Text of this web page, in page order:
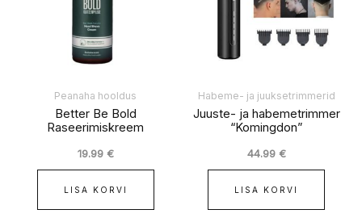
Peanaha hooldus
Better Be Bold
Raseerimiskreem
19.99 €
LISA KORVI
Habeme- ja juuksetrimmerid
Juuste- ja habemetrimmer
“Komingdon”
44.99 €
LISA KORVI